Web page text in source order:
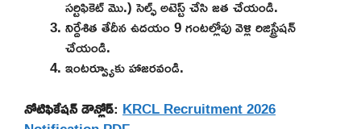
సర్టిఫికెట్ మొ.) సెల్ఫ్ అటెస్ట్ చేసి జత చేయండి.
నిర్దేశిత తేదీన ఉదయం 9 గంటల్లోపు వెళ్లి రిజిస్ట్రేషన్
చేయండి.
ఇంటర్వ్యూకు హాజరవండి.
నోటిఫికేషన్ డౌన్లోడ్: KRCL Recruitment 2026